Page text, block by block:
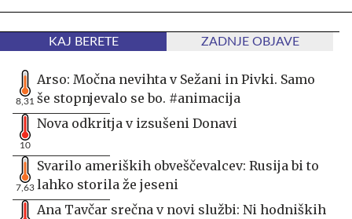
KAJ BERETE ZADNJE OBJAVE
8,31
Arso: Močna nevihta v Sežani in Pivki. Samo
še stopnjevalo se bo. #animacija
10
Nova odkritja v izsušeni Donavi
7,63
Svarilo ameriških obveščevalcev: Rusija bi to
lahko storila že jeseni
Ana Tavčar srečna v novi službi: Ni hodniških